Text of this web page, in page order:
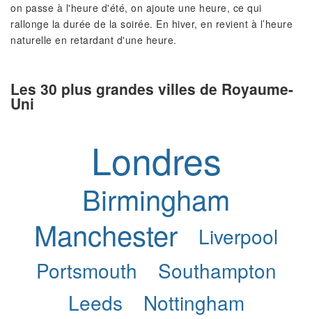
on passe à l'heure d'été, on ajoute une heure, ce qui
rallonge la durée de la soirée. En hiver, en revient à l’heure
naturelle en retardant d'une heure.
Les 30 plus grandes villes de Royaume-
Uni
Londres
Birmingham
Manchester
Liverpool
Portsmouth
Southampton
Leeds
Nottingham